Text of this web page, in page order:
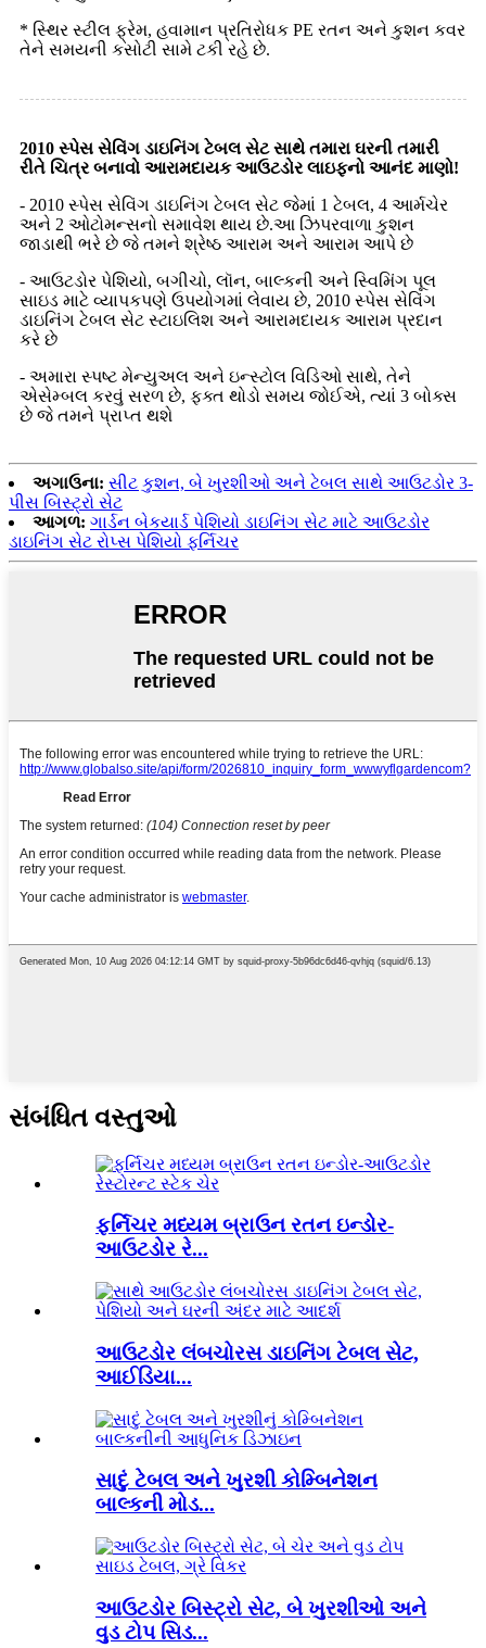
* સ્થિર સ્ટીલ ફ્રેમ, હવામાન પ્રતિરોધક PE રતન અને કુશન કવર
તેને સમયની કસોટી સામે ટકી રહે છે.
2010 સ્પેસ સેવિંગ ડાઇનિંગ ટેબલ સેટ સાથે તમારા ઘરની તમારી
રીતે ચિત્ર બનાવો આરામદાયક આઉટડોર લાઇફનો આનંદ માણો!
- 2010 સ્પેસ સેવિંગ ડાઇનિંગ ટેબલ સેટ જેમાં 1 ટેબલ, 4 આર્મચેર
અને 2 ઓટોમન્સનો સમાવેશ થાય છે.આ ઝિપરવાળા કુશન
જાડાથી ભરે છે જે તમને શ્રેષ્ઠ આરામ અને આરામ આપે છે
- આઉટડોર પેશિયો, બગીચો, લૉન, બાલ્કની અને સ્વિમિંગ પૂલ
સાઇડ માટે વ્યાપકપણે ઉપયોગમાં લેવાય છે, 2010 સ્પેસ સેવિંગ
ડાઇનિંગ ટેબલ સેટ સ્ટાઇલિશ અને આરામદાયક આરામ પ્રદાન
કરે છે
- અમારા સ્પષ્ટ મેન્યુઅલ અને ઇન્સ્ટોલ વિડિઓ સાથે, તેને
એસેમ્બલ કરવું સરળ છે, ફક્ત થોડો સમય જોઈએ, ત્યાં 3 બોક્સ
છે જે તમને પ્રાપ્ત થશે
અગાઉના: સીટ કુશન, બે ખુરશીઓ અને ટેબલ સાથે આઉટડોર 3-
પીસ બિસ્ટ્રો સેટ
આગળ: ગાર્ડન બેકયાર્ડ પેશિયો ડાઇનિંગ સેટ માટે આઉટડોર
ડાઇનિંગ સેટ રોપ્સ પેશિયો ફર્નિચર
સંબંધિત વસ્તુઓ
ફર્નિચર મધ્યમ બ્રાઉન રતન ઇન્ડોર-
આઉટડોર રે...
આઉટડોર લંબચોરસ ડાઇનિંગ ટેબલ સેટ,
આઈડિયા...
સાદું ટેબલ અને ખુરશી કોમ્બિનેશન
બાલ્કની મોડ...
આઉટડોર બિસ્ટ્રો સેટ, બે ખુરશીઓ અને
વુડ ટોપ સિડ...